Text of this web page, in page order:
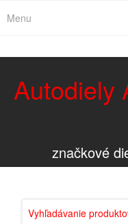
Menu
Autodiely
značkové